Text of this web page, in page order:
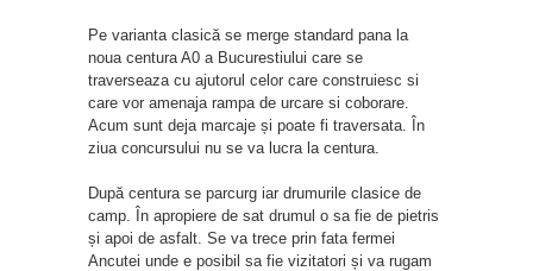
Pe varianta clasică se merge standard pana la
noua centura A0 a Bucurestiului care se
traverseaza cu ajutorul celor care construiesc si
care vor amenaja rampa de urcare si coborare.
Acum sunt deja marcaje și poate fi traversata. În
ziua concursului nu se va lucra la centura.
După centura se parcurg iar drumurile clasice de
camp. În apropiere de sat drumul o sa fie de pietris
și apoi de asfalt. Se va trece prin fata fermei
Ancutei unde e posibil sa fie vizitatori și va rugam